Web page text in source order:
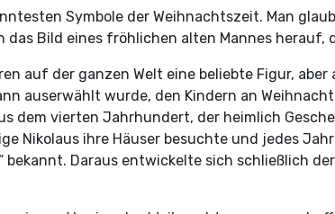
Symbole der Weihnachtszeit. Man
das Bild eines fröhlichen alten Mannes
auf der ganzen Welt eine beliebte Figur,
auserwählt wurde, den Kindern an
dem vierten Jahrhundert, der heimlich
Nikolaus ihre Häuser besuchte und jedes
bekannt. Daraus entwickelte sich schließlich